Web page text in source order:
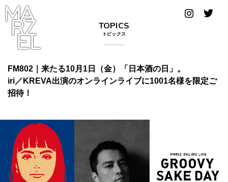
フィ
デザ
ナー
ブカ
チャ
プール
スーツ
TOPICS
トピックス
FM802｜来たる10月1日（金）「日本酒の日」。
iri／KREVA出演のオンラインライブに1001名様を限定ご
招待！